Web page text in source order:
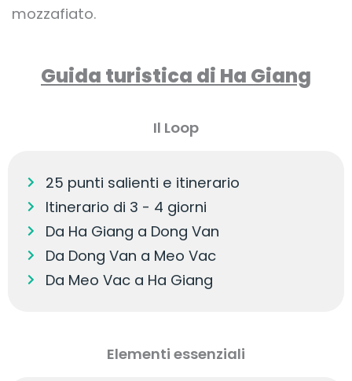
mozzafiato.
Guida turistica di Ha Giang
Il Loop
25 punti salienti e itinerario
Itinerario di 3 - 4 giorni
Da Ha Giang a Dong Van
Da Dong Van a Meo Vac
Da Meo Vac a Ha Giang
Elementi essenziali